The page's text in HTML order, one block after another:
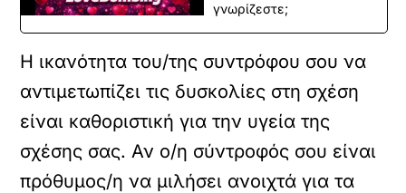
γνωρίζεστε;
Η ικανότητα του/της συντρόφου σου να
αντιμετωπίζει τις δυσκολίες στη σχέση
είναι καθοριστική για την υγεία της
σχέσης σας. Αν ο/η σύντροφός σου είναι
πρόθυμος/η να μιλήσει ανοιχτά για τα